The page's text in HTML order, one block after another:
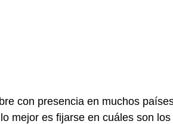
con presencia en muchos
mejor es fijarse en cuáles son